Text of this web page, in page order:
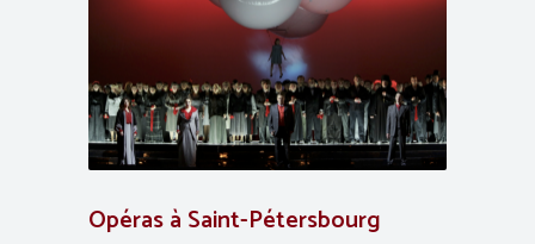
Opéras à Saint-Pétersbourg